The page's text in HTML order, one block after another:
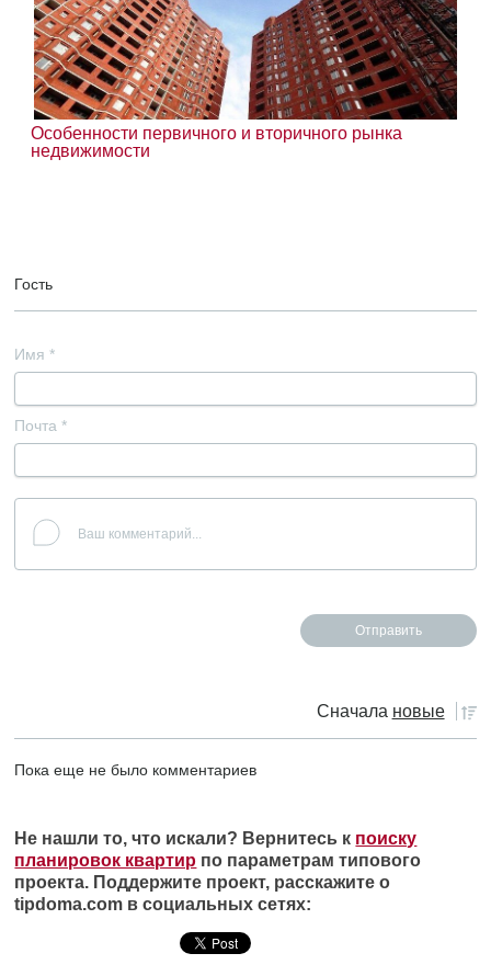
Особенности первичного и вторичного рынка
недвижимости
Гость
Имя *
Почта *
Сначала новые
Пока еще не было комментариев
Не нашли то, что искали? Вернитесь к поиску
планировок квартир по параметрам типового
проекта. Поддержите проект, расскажите о
tipdoma.com в социальных сетях: